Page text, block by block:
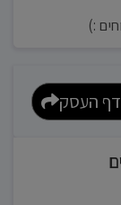
העסק